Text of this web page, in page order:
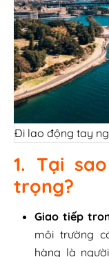
Đi lao động tay
1. Tại
trọng?
Giao tiếp
môi trường
hàng là